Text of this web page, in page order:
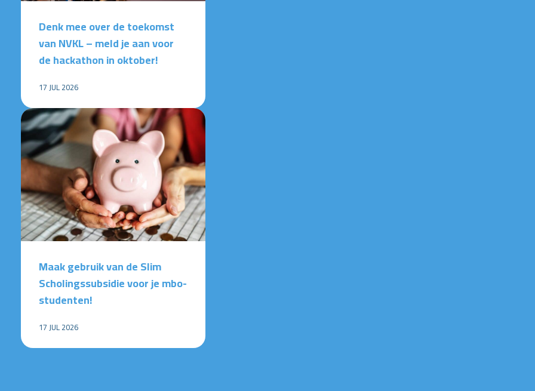
Denk mee over de toekomst
van NVKL – meld je aan voor
de hackathon in oktober!
17 JUL 2026
Maak gebruik van de Slim
Scholingssubsidie voor je mbo-
studenten!
17 JUL 2026